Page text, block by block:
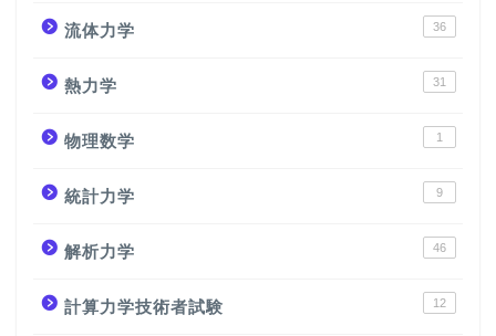
流体力学 36
熱力学 31
物理数学 1
統計力学 9
解析力学 46
計算力学技術者試験 12